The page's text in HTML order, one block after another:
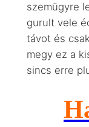
szemügyre
gurult vele
távot és
megy ez a
sincs erre